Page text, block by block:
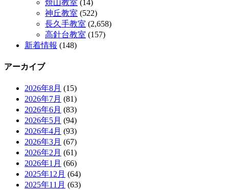
焼山教室 (14)
神丘教室 (522)
長久手教室 (2,658)
高針台教室 (157)
新着情報 (148)
アーカイブ
2026年8月 (15)
2026年7月 (81)
2026年6月 (83)
2026年5月 (94)
2026年4月 (93)
2026年3月 (67)
2026年2月 (61)
2026年1月 (66)
2025年12月 (64)
2025年11月 (63)